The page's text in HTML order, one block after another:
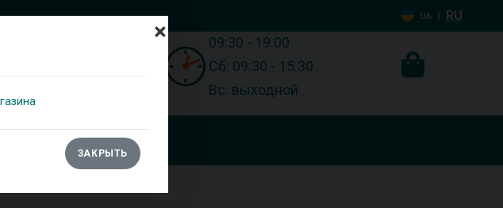
UA | RU
09:30 - 19.00
Сб: 09:30 - 15.30
Вс: выходной
ТУМБЫ/КОМОДЫ
×
ЗАКРЫТЬ